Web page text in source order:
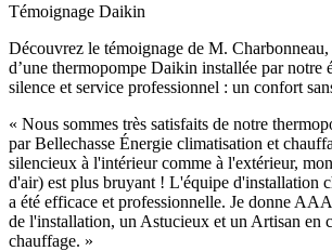
Témoignage Daikin
Découvrez le témoignage de M.
d’une thermopompe Daikin installée par notre
silence et service professionnel : un confort
« Nous sommes très satisfaits de notre
par Bellechasse Énergie climatisation et
silencieux à l'intérieur comme à l'extérieur,
d'air) est plus bruyant ! L'équipe d'installation
a été efficace et professionnelle. Je donne
de l'installation, un Astucieux et un Artisan en
chauffage. »